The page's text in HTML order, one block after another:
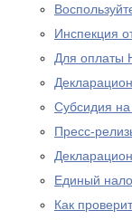
Инспекция
Для оплаты
Субсидия
Пресс-
Единый
Как